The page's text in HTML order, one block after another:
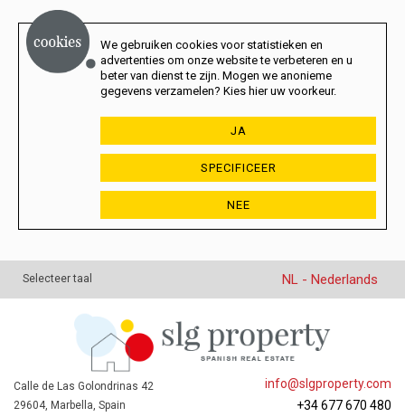
We gebruiken cookies voor statistieken en
advertenties om onze website te verbeteren en u
beter van dienst te zijn. Mogen we anonieme
gegevens verzamelen? Kies hier uw voorkeur.
JA
SPECIFICEER
NEE
Selecteer taal NL - Nederlands
info@slgproperty.com
+34 677 670 480
Calle de Las Golondrinas 42
29604, Marbella, Spain